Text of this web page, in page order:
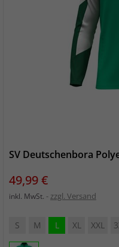
SV Deutschenbora
Preis
49,99 €
inkl. MwSt. zzgl. Versand
S M L XL XXL